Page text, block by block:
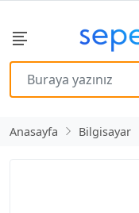
Anasayfa Bilgisayar